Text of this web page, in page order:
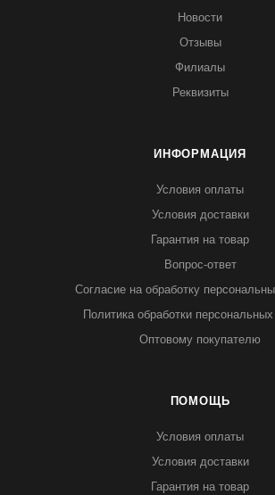
Новости
Отзывы
Филиалы
Реквизиты
ИНФОРМАЦИЯ
Условия оплаты
Условия доставки
Гарантия на товар
Вопрос-ответ
Согласие на обработку
Политика обработки
Оптовому покупателю
ПОМОЩЬ
Условия оплаты
Условия доставки
Гарантия на товар